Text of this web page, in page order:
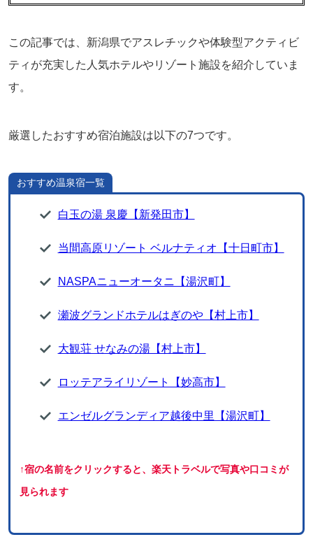
この記事では、新潟県でアスレチックや体験型アクティビ
ティが充実した人気ホテルやリゾート施設を紹介していま
す。
厳選したおすすめ宿泊施設は以下の7つです。
おすすめ温泉宿一覧
白玉の湯 泉慶【新発田市】
当間高原リゾート ベルナティオ【十日町市】
NASPAニューオータニ【湯沢町】
瀬波グランドホテルはぎのや【村上市】
大観荘 せなみの湯【村上市】
ロッテアライリゾート【妙高市】
エンゼルグランディア越後中里【湯沢町】
↑宿の名前をクリックすると、楽天トラベルで写真や口コミが
見られます